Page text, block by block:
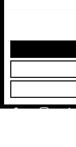
© 2022 LELLEK.PL